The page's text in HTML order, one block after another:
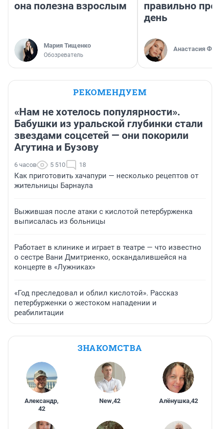
она полезна взрослым
Мария Тищенко
Обозреватель
правильно
день
Анастасия
РЕКОМЕНДУЕМ
«Нам не хотелось популярности».
Бабушки из уральской глубинки стали
звездами соцсетей — они покорили
Агутина и Бузову
6 часов 5 510 18
Как приготовить хачапури — несколько рецептов от
жительницы Барнаула
Выжившая после атаки с кислотой петербурженка
выписалась из больницы
Работает в клинике и играет в театре — что известно
о сестре Вани Дмитриенко, оскандалившейся на
концерте в «Лужниках»
«Год преследовал и облил кислотой». Рассказ
петербурженки о жестоком нападении и
реабилитации
ЗНАКОМСТВА
Александр,
42
New,42 Алёнушка,42